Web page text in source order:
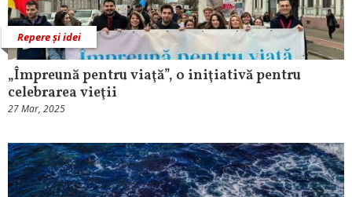
Repere și idei
„Împreună pentru viaţă”, o iniţiativă pentru
celebrarea vieţii
27 Mar, 2025